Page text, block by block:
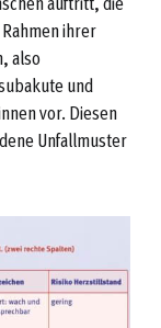
ihrer
also
und
vor. Diesen
Unfallmuster